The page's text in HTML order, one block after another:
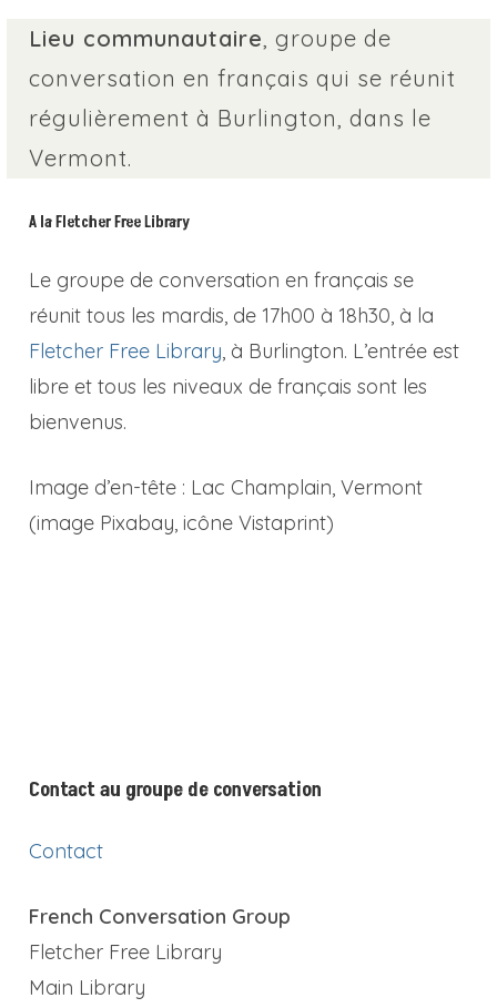
Lieu communautaire , groupe de
conversation en français qui se réunit
régulièrement à Burlington, dans le
Vermont.
A la Fletcher Free Library
Le groupe de conversation en français se
réunit tous les mardis, de 17h00 à 18h30, à la
Fletcher Free Library, à Burlington. L’entrée est
libre et tous les niveaux de français sont les
bienvenus.
Image d’en-tête : Lac Champlain, Vermont
(image Pixabay, icône Vistaprint)
Contact au groupe de conversation
Contact
French Conversation Group
Fletcher Free Library
Main Library